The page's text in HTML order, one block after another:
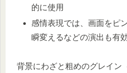
的に使用
感情表現では、画面をピ
瞬変えるなどの演出も有
背景にわざと粗めのグレイン